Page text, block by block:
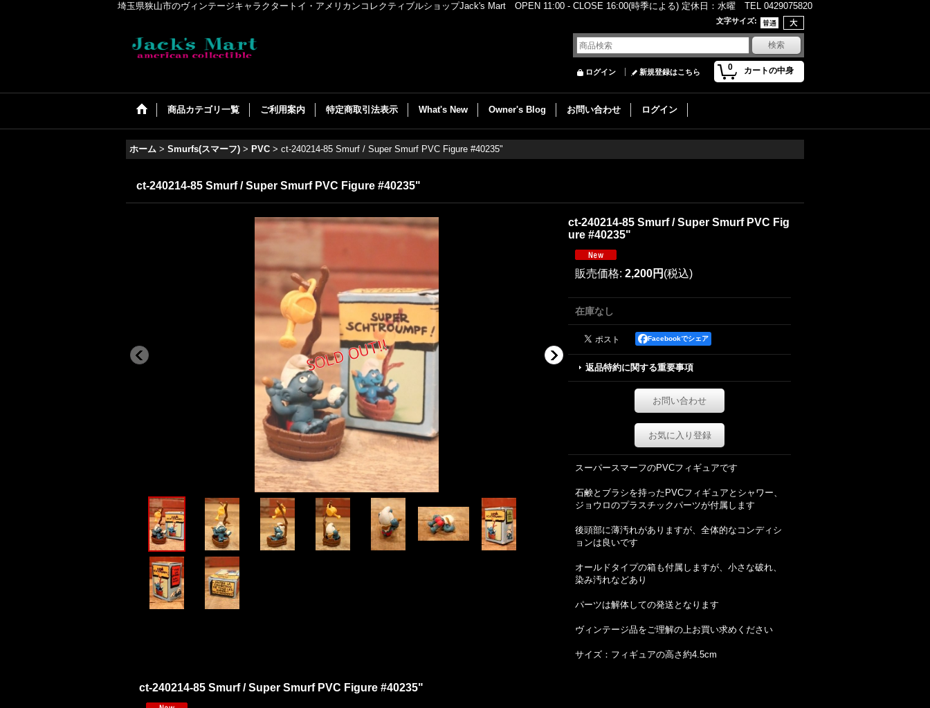
埼玉県狭山市のヴィンテージキャラクタートイ・アメリカンコレクティブルショップJack's Mart OPEN 11:00 - CLOSE 16:00(時季による) 定休日：水曜 TEL 0429075820
文字サイズ:
0 カートの中身
ログイン 新規登録はこちら
商品カテゴリ一覧 ご利用案内 特定商取引法表示 What's New Owner's Blog お問い合わせ ログイン
ホーム > Smurfs(スマーフ) > PVC > ct-240214-85 Smurf / Super Smurf PVC Figure #40235"
ct-240214-85 Smurf / Super Smurf PVC Figure #40235"
ct-240214-85 Smurf / Super Smurf PVC Fig
ure #40235"
販売価格: 2,200円 (税込)
在庫なし
Facebookでシェア
返品特約に関する重要事項
お問い合わせ
お気に入り登録
スーパースマーフのPVCフィギュアです
石鹸とブラシを持ったPVCフィギュアとシャワー、
ジョウロのプラスチックパーツが付属します
後頭部に薄汚れがありますが、全体的なコンディシ
ョンは良いです
オールドタイプの箱も付属しますが、小さな破れ、
染み汚れなどあり
パーツは解体しての発送となります
ヴィンテージ品をご理解の上お買い求めください
サイズ：フィギュアの高さ約4.5cm
ct-240214-85 Smurf / Super Smurf PVC Figure #40235"